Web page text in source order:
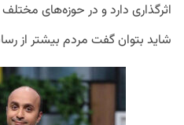
اثرگذاری دارد و در حوزه‌های
شاید بتوان گفت مردم بیشتر از